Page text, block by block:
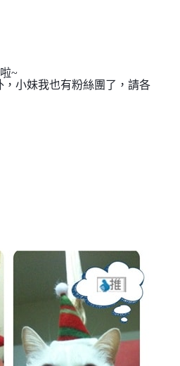
~
小妹我也有粉絲團了，請各